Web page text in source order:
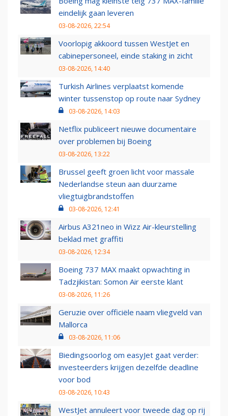
eindelijk gaan leveren
03-08-2026, 22:54
Voorlopig akkoord tussen WestJet en
cabinepersoneel, einde staking in zicht
03-08-2026, 14:40
Turkish Airlines verplaatst komende
winter tussenstop op route naar Sydney
03-08-2026, 14:03
Netflix publiceert nieuwe documentaire
over problemen bij Boeing
03-08-2026, 13:22
Brussel geeft groen licht voor massale
Nederlandse steun aan duurzame
vliegtuigbrandstoffen
03-08-2026, 12:41
Airbus A321neo in Wizz Air-kleurstelling
beklad met graffiti
03-08-2026, 12:34
Boeing 737 MAX maakt opwachting in
Tadzjikistan: Somon Air eerste klant
03-08-2026, 11:26
Geruzie over officiële naam vliegveld van
Mallorca
03-08-2026, 11:06
Biedingsoorlog om easyJet gaat verder:
investeerders krijgen dezelfde deadline
voor bod
03-08-2026, 10:43
WestJet annuleert voor tweede dag op rij